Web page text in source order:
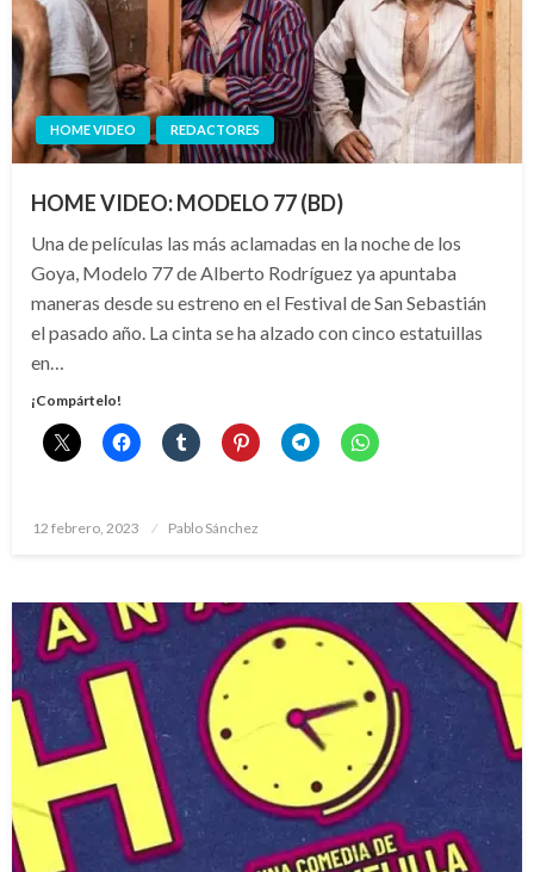
HOME VIDEO REDACTORES
HOME VIDEO: MODELO 77 (BD)
Una de películas las más aclamadas en la noche de los
Goya, Modelo 77 de Alberto Rodríguez ya apuntaba
maneras desde su estreno en el Festival de San Sebastián
el pasado año. La cinta se ha alzado con cinco estatuillas
en…
¡Compártelo!
Publicado
12 febrero, 2023 Pablo Sánchez